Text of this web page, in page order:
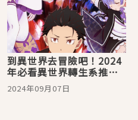
到異世界去冒險吧！2024
年必看異世界轉生系推薦
動畫
2024年09月07日